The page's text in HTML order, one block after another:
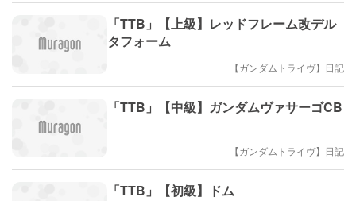
「TTB」【上級】レッドフレーム改デル
タフォーム
【ガンダムトライヴ】日記
「TTB」【中級】ガンダムヴァサーゴCB
【ガンダムトライヴ】日記
「TTB」【初級】ドム